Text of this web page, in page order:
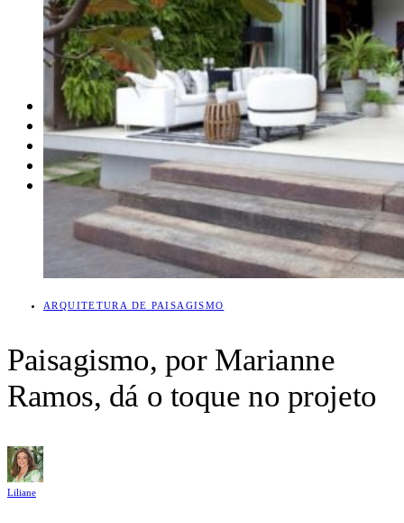
Conectadas
Notas
Social
Mostras
Arte
QUEM SOMOS
CONTATO
REVISTA DIGITAL
ASSINE
MINHA CONTA
Detalhes da conta
Pedidos
Senha perdida
ARQUITETURA DE PAISAGISMO
Paisagismo, por Marianne
Ramos, dá o toque no projeto
Liliane